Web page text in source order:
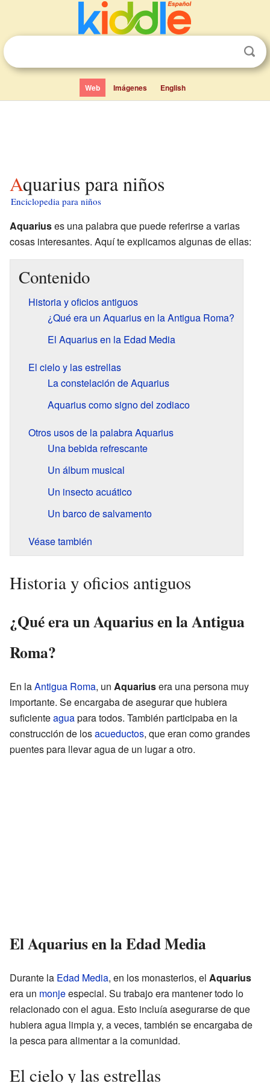
Web Imágenes English
Aquarius para niños
Enciclopedia para niños
Aquariuses una palabra que puede referirse a varias
cosas interesantes. Aquí te explicamos algunas de ellas:
Contenido
Historia y oficios antiguos
¿Qué era un Aquarius en la Antigua Roma?
El Aquarius en la Edad Media
El cielo y las estrellas
La constelación de Aquarius
Aquarius como signo del zodiaco
Otros usos de la palabra Aquarius
Una bebida refrescante
Un álbum musical
Un insecto acuático
Un barco de salvamento
Véase también
Historia y oficios antiguos
¿Qué era un Aquarius en la Antigua
Roma?
En laAntigua Roma, un Aquariusera una persona muy
importante. Se encargaba de asegurar que hubiera
suficienteaguapara todos. También participaba en la
construcción de losacueductos, que eran como grandes
puentes para llevar agua de un lugar a otro.
El Aquarius en la Edad Media
Durante la Edad Media, en los monasterios, el Aquarius
era un monjeespecial. Su trabajo era mantener todo lo
relacionado con el agua. Esto incluía asegurarse de que
hubiera agua limpia y, a veces, también se encargaba de
la pesca para alimentar a la comunidad.
El cielo y las estrellas